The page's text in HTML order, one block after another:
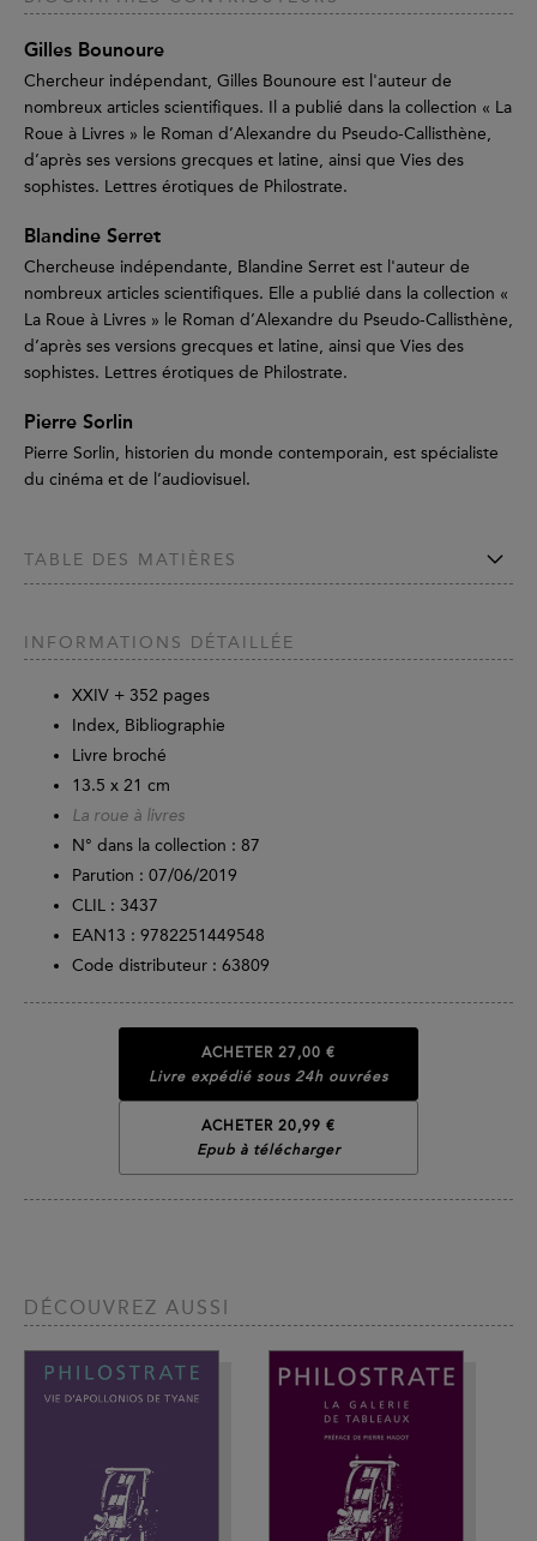
Gilles Bounoure
Chercheur indépendant, Gilles Bounoure est l'auteur de
nombreux articles scientifiques. Il a publié dans la collection « La
Roue à Livres » le Roman d’Alexandre du Pseudo-Callisthène,
d’après ses versions grecques et latine, ainsi que Vies des
sophistes. Lettres érotiques de Philostrate.
Blandine Serret
Chercheuse indépendante, Blandine Serret est l'auteur de
nombreux articles scientifiques. Elle a publié dans la collection «
La Roue à Livres » le Roman d’Alexandre du Pseudo-Callisthène,
d’après ses versions grecques et latine, ainsi que Vies des
sophistes. Lettres érotiques de Philostrate.
Pierre Sorlin
Pierre Sorlin, historien du monde contemporain, est spécialiste
du cinéma et de l’audiovisuel.
TABLE DES MATIÈRES
INFORMATIONS DÉTAILLÉE
XXIV + 352 pages
Index, Bibliographie
Livre broché
13.5 x 21 cm
La roue à livres
N° dans la collection : 87
Parution : 07/06/2019
CLIL : 3437
EAN13 : 9782251449548
Code distributeur : 63809
ACHETER 27,00 €
Livre expédié sous 24h ouvrées
ACHETER 20,99 €
Epub à télécharger
DÉCOUVREZ AUSSI